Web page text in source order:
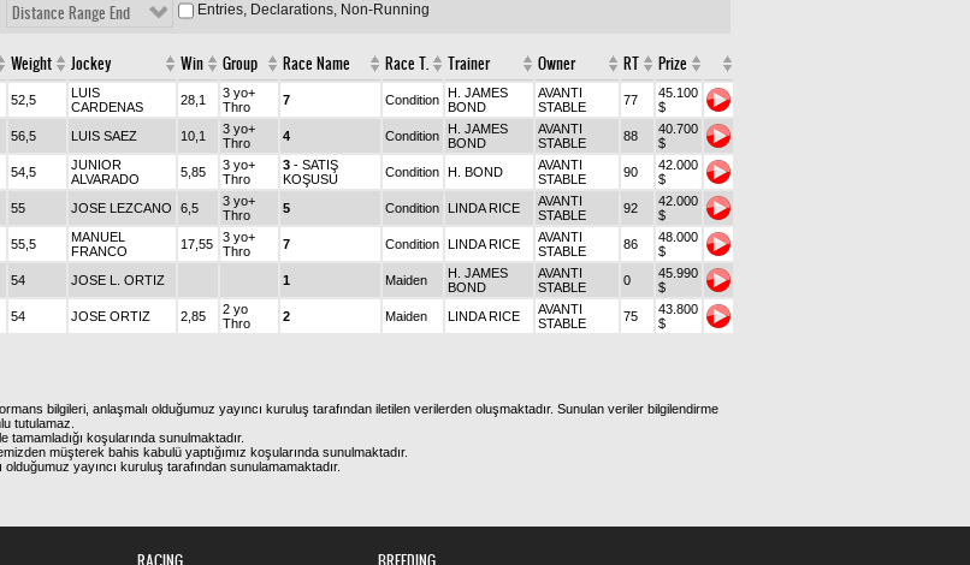
Distance Range End Entries, Declarations, Non-Running
Weight Jockey Win Group Race Name Race T. Trainer Owner RT Prize
52,5
LUIS
CARDENAS
28,1
3 yo+
Thro
7 Condition H. JAMES
BOND
AVANTI
STABLE
77
45.100
$
56,5 LUIS SAEZ 10,1
3 yo+
Thro
4 Condition
H. JAMES
BOND
AVANTI
STABLE
88
40.700
$
54,5
JUNIOR
ALVARADO
5,85
3 yo+
Thro
3 - SATIŞ
KOŞUSU
Condition H. BOND
AVANTI
STABLE
90
42.000
$
55 JOSE LEZCANO 6,5
3 yo+
Thro
5 Condition LINDA RICE
AVANTI
STABLE
92
42.000
$
55,5
MANUEL
FRANCO
17,55
3 yo+
Thro
7 Condition LINDA RICE
AVANTI
STABLE
86
48.000
$
54 JOSE L. ORTIZ 1 Maiden
H. JAMES
BOND
AVANTI
STABLE
0
45.990
$
54 JOSE ORTIZ 2,85
2 yo
Thro
2 Maiden LINDA RICE
AVANTI
STABLE
75
43.800
$
bilgileri, anlaşmalı olduğumuz yayıncı kuruluş tarafından iletilen verilerden oluşmaktadır. Sunulan veriler bilgilendirme
tutulamaz.
koşularında sunulmaktadır.
müşterek bahis kabulü yaptığımız koşularında sunulmaktadır.
yayıncı kuruluş tarafından sunulamamaktadır.